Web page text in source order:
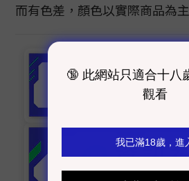
而有色差，顏色以實際商品為主